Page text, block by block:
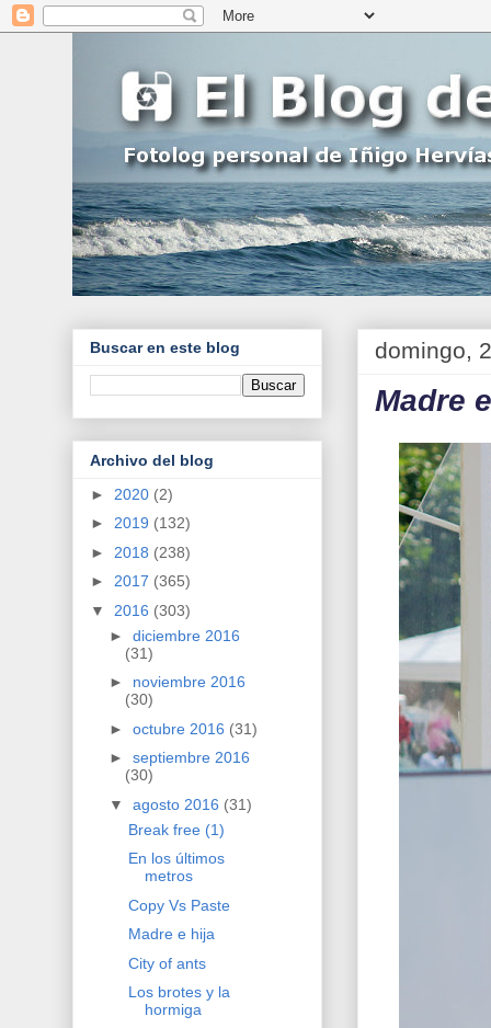
domingo,
Madre
Buscar en este blog
Archivo del blog
► 2020 (2)
► 2019 (132)
► 2018 (238)
► 2017 (365)
▼ 2016 (303)
► diciembre 2016
(31)
► noviembre 2016
(30)
► octubre 2016 (31)
► septiembre 2016
(30)
▼ agosto 2016 (31)
Break free (1)
En los últimos
metros
Copy Vs Paste
Madre e hija
City of ants
Los brotes y la
hormiga